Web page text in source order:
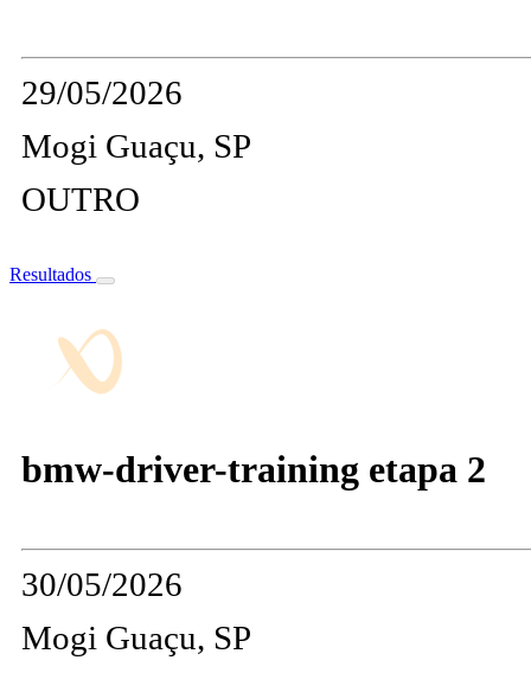
29/05/2026
Mogi Guaçu, SP
OUTRO
Resultados
bmw-driver-training etapa 2
30/05/2026
Mogi Guaçu, SP